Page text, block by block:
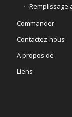
Remplissage
Commander
Contactez-nous
A propos de
Liens